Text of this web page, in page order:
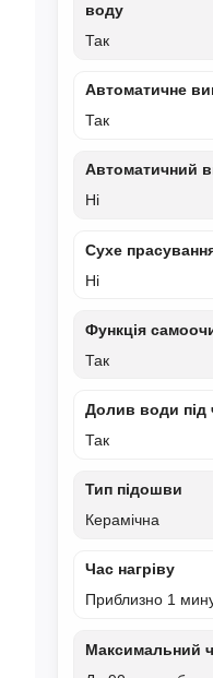
воду
Так
Автоматичне
Так
Автоматичний
Ні
Сухе
Ні
Функція
Так
Долив води під
Так
Тип підошви
Керамічна
Час нагріву
Приблизно 1
Максимальний